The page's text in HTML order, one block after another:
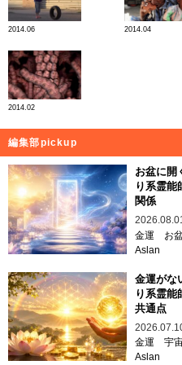
2014.06 2014.04
2014.02
編集部pickup
お盆に開
り系霊能
関係
金運
お
Aslan
金運がな
り系霊能
共通点
金運 宇
Aslan